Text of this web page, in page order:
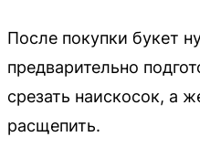
После покупки букет
предварительно
срезать наискосок, а
расщепить.